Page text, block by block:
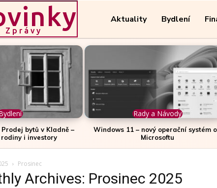
Zprávy
Aktuality Bydlení
bytů v Kladně –
i investory
Rady a Návody
Windows 11 – nový operační systém
Microsoftu
Prosinec
Archives: Prosinec 2025